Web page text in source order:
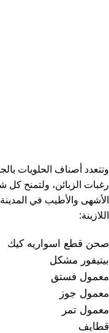
وتتعدد أصناف الحلويات
رغبات الزبائن، ولتمنح
الأشهى والأطيب في
اللازينة:
صحن قطع اسواريه كيك
بيتيفور مشكل
معمول فستق
معمول جوز
معمول تمر
قطايف